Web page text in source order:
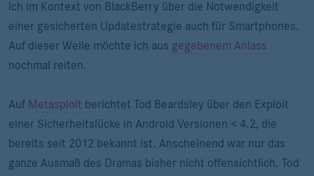
ich im Kontext von BlackBerry über die Notwendigkeit
einer gesicherten Updatestrategie auch für Smartphones.
Auf dieser Welle möchte ich aus gegebenem Anlass
nochmal reiten.
Auf Metasploit berichtet Tod Beardsley über den Exploit
einer Sicherheitslücke in Android Versionen < 4.2, die
bereits seit 2012 bekannt ist. Anscheinend war nur das
ganze Ausmaß des Dramas bisher nicht offensichtlich. Tod